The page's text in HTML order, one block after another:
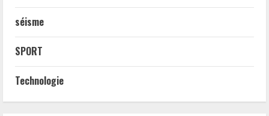
séisme
SPORT
Technologie